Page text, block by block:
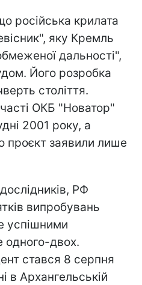
російська крилата
яку Кремль
дальності",
Його розробка
століття.
ОКБ "Новатор"
2001 року, а
проєкт заявили лише
РФ
випробувань
успішними
одного-двох.
стався 8 серпня
в Архангельській